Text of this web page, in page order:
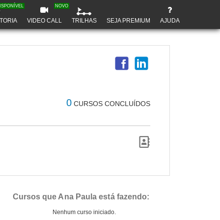
VIDEO CALL
NOVO
TRILHAS SEJA PREMIUM AJUDA
0 CURSOS CONCLUÍDOS
Cursos que Ana Paula está fazendo:
Nenhum curso iniciado.